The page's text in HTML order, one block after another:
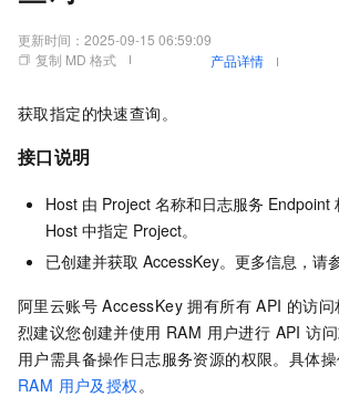
更新时间： 2025-09-15 06:59:09
复制 MD 格式
产品详情
获取指定的快速查询。
接口说明
Host 由 Project 名称和日志服务 Endpoint
Host 中指定 Project。
已创建并获取 AccessKey。更多信息，请
阿里云账号 AccessKey 拥有所有 API 的访
烈建议您创建并使用 RAM 用户进行 API 访
用户需具备操作日志服务资源的权限。具体
RAM 用户及授权 。